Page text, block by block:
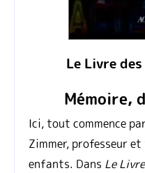
Le Livre
Mémoire,
Ici, tout commence
Zimmer, professeur
enfants. Dans Le